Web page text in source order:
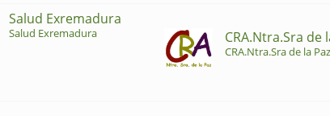
Salud Exremadura
Salud Exremadura CRA.Ntra.Sra de
CRA.Ntra.Sra de la Paz